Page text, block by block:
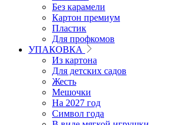
Без карамели
Картон премиум
Пластик
Для профкомов
УПАКОВКА
Из картона
Для детских садов
Жесть
Мешочки
На 2027 год
Символ года